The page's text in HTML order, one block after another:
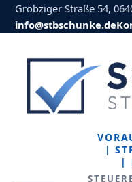
Gröbziger Straße 54,
info@stbschunke.de
|
|